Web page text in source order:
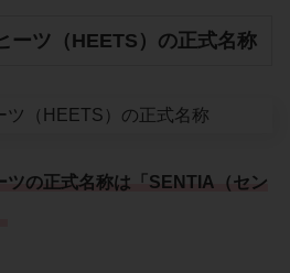
ーツ（HEETS）の正式名称
の正式名称は「 SENTIA （セン